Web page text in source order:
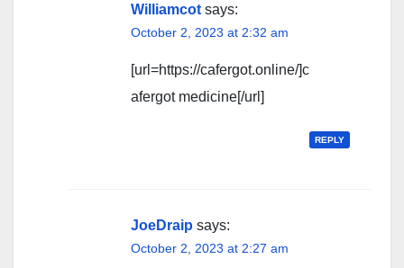
Williamcot says:
October 2, 2023 at 2:32 am
[url=https://cafergot.online/]c
afergot medicine[/url]
REPLY
JoeDraip says:
October 2, 2023 at 2:27 am